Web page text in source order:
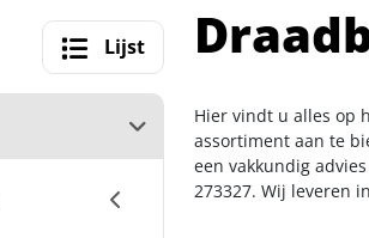
Lijst
Hier vindt u alles op
assortiment aan te
een vakkundig
273327. Wij leveren